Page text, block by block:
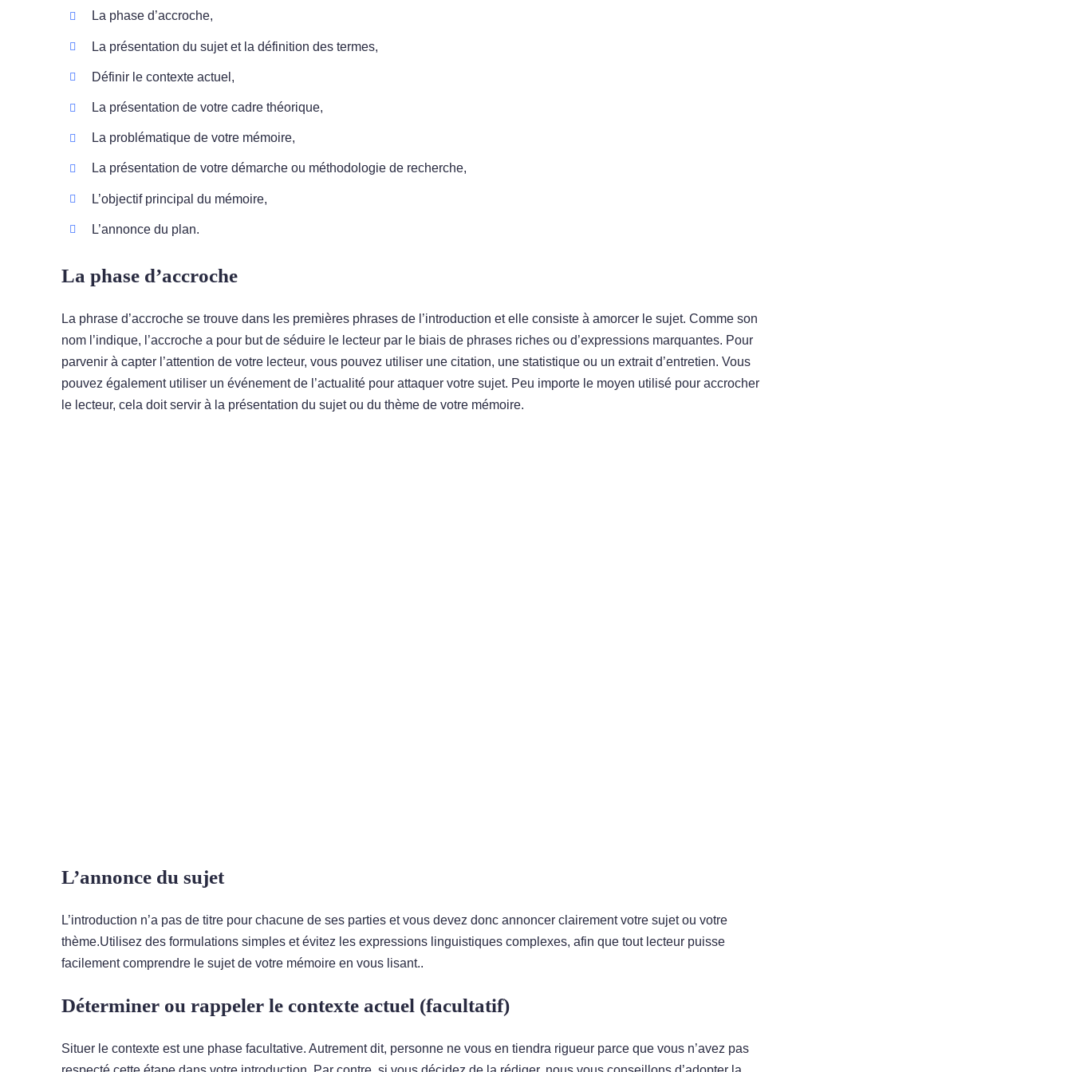
La phase d’accroche,
La présentation du sujet et la définition des termes,
Définir le contexte actuel,
La présentation de votre cadre théorique,
La problématique de votre mémoire,
La présentation de votre démarche ou méthodologie de recherche,
L’objectif principal du mémoire,
L’annonce du plan.
La phase d’accroche
La phrase d’accroche se trouve dans les premières phrases de l’introduction et elle consiste à amorcer le sujet. Comme son
nom l’indique, l’accroche a pour but de séduire le lecteur par le biais de phrases riches ou d’expressions marquantes. Pour
parvenir à capter l’attention de votre lecteur, vous pouvez utiliser une citation, une statistique ou un extrait d’entretien. Vous
pouvez également utiliser un événement de l’actualité pour attaquer votre sujet. Peu importe le moyen utilisé pour accrocher
le lecteur, cela doit servir à la présentation du sujet ou du thème de votre mémoire.
L’annonce du sujet
L’introduction n’a pas de titre pour chacune de ses parties et vous devez donc annoncer clairement votre sujet ou votre
thème.Utilisez des formulations simples et évitez les expressions linguistiques complexes, afin que tout lecteur puisse
facilement comprendre le sujet de votre mémoire en vous lisant..
Déterminer ou rappeler le contexte actuel (facultatif)
Situer le contexte est une phase facultative. Autrement dit, personne ne vous en tiendra rigueur parce que vous n’avez pas